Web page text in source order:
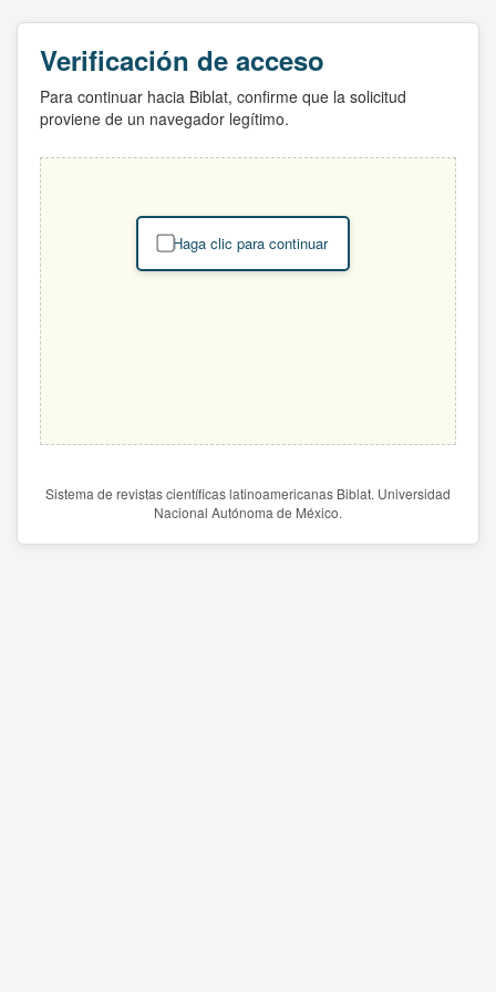
Verificación de acceso
Para continuar hacia Biblat, confirme que la solicitud
proviene de un navegador legítimo.
Haga clic para continuar
Sistema de revistas científicas latinoamericanas Biblat. Universidad
Nacional Autónoma de México.